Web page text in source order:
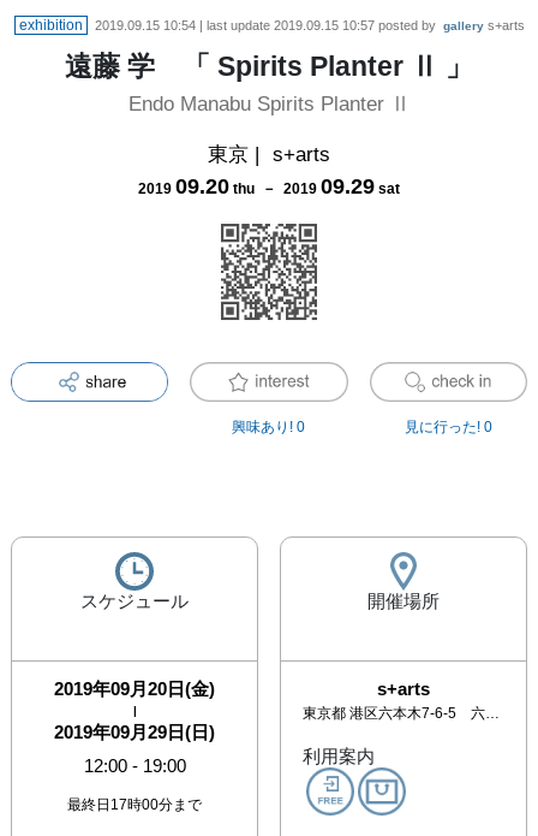
exhibition 2019.09.15 10:54| last update 2019.09.15 10:57posted by gallery s+arts
遠藤 学 「 Spirits Planter Ⅱ 」
Endo Manabu Spirits Planter Ⅱ
東京 | s+arts
2019 09.20 thu － 2019 09.29 sat
興味あり! 0 見に行った! 0
スケジュール
2019年09月20日(金)
|
2019年09月29日(日)
12:00- 19:00
最終日17時00分まで
開催場所
s+arts
東京都 港区六本木7-6-5 六本木栄ビル3F
利用案内